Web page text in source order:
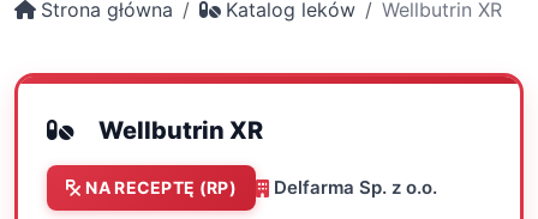
Strona główna Katalog leków Wellbutrin XR
Wellbutrin XR
NA RECEPTĘ (RP) Delfarma Sp. z o.o.